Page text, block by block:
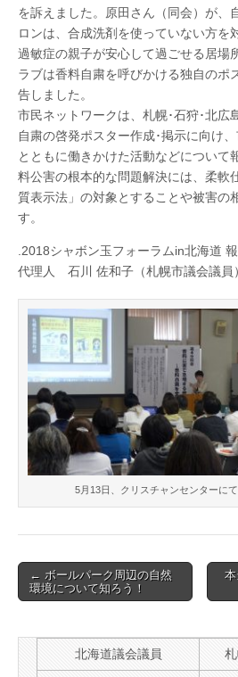
を訴えました。原田さん（同会）が、
ロンは、合成洗剤を使っていない方を
過敏症の親子が安心して過ごせる居場
ラブは香料自粛を呼びかける独自のポ
告しました。
市民ネットワークは、札幌･石狩･北広
自粛の啓発ポスター作成･掲示に向け
とともに働きかけた活動などについて
料公害の根本的な問題解決には、柔軟
質表示法」の対象とすることや被害の
す。
.2018シャボン玉フォーラムin北海道
代理人 石川 佐和子（札幌市議会議員）
5月13日、クリスチャンセンターにて
Post
navigation
← ボールパーク周辺の自然
環境について知ろう！
北海道議会議員 札